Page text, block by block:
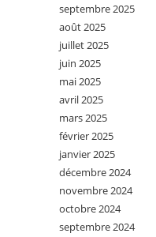
septembre 2025
août 2025
juillet 2025
juin 2025
mai 2025
avril 2025
mars 2025
février 2025
janvier 2025
décembre 2024
novembre 2024
octobre 2024
septembre 2024